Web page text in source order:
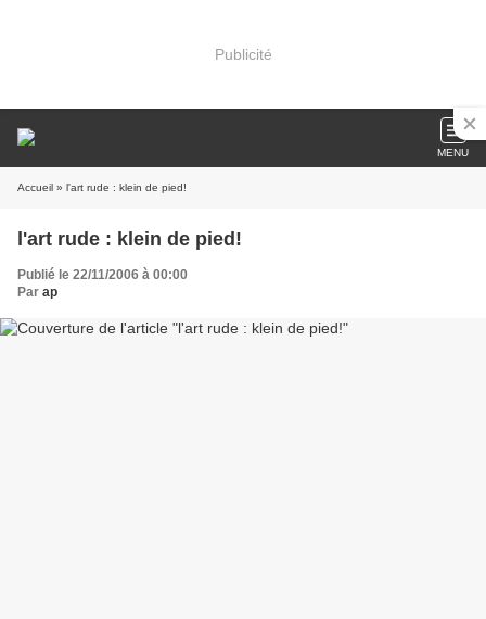
Publicité
MENU
Accueil » l'art rude : klein de pied!
l'art rude : klein de pied!
Publié le 22/11/2006 à 00:00
Par ap